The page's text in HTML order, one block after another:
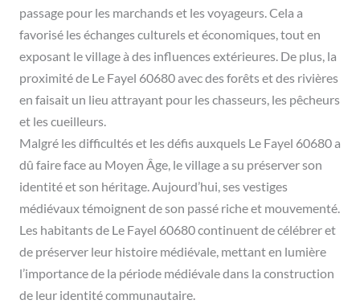
passage pour les marchands et les voyageurs. Cela a
favorisé les échanges culturels et économiques, tout en
exposant le village à des influences extérieures. De plus, la
proximité de Le Fayel 60680 avec des forêts et des rivières
en faisait un lieu attrayant pour les chasseurs, les pêcheurs
et les cueilleurs.
Malgré les difficultés et les défis auxquels Le Fayel 60680 a
dû faire face au Moyen Âge, le village a su préserver son
identité et son héritage. Aujourd’hui, ses vestiges
médiévaux témoignent de son passé riche et mouvementé.
Les habitants de Le Fayel 60680 continuent de célébrer et
de préserver leur histoire médiévale, mettant en lumière
l’importance de la période médiévale dans la construction
de leur identité communautaire.